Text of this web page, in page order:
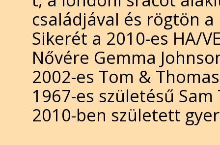
családjával és rögtön
Sikerét a 2010-es HA/
Nővére Gemma
2002-es Tom &
1967-es születésű
2010-ben született